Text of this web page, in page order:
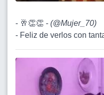
- 🥂👏👏 - (@Mujer_70)
- Feliz de verlos con